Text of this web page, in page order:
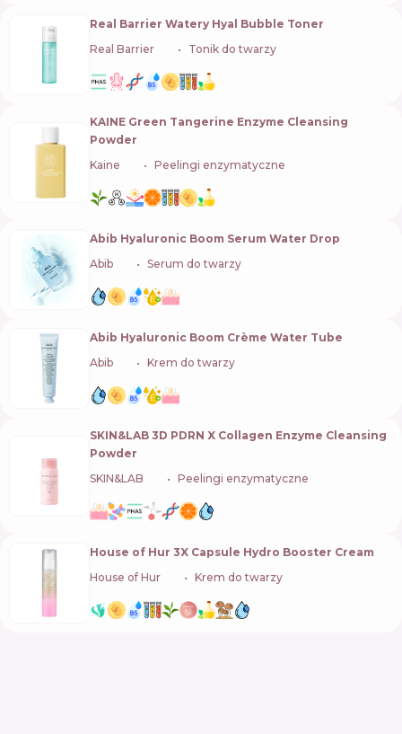
Real Barrier Watery Hyal Bubble Toner
Real Barrier
Tonik do twarzy
KAINE Green Tangerine Enzyme Cleansing
Powder
Kaine
Peelingi enzymatyczne
Abib Hyaluronic Boom Serum Water Drop
Abib
Serum do twarzy
Abib Hyaluronic Boom Crème Water Tube
Abib
Krem do twarzy
SKIN&LAB 3D PDRN X Collagen Enzyme Cleansing
Powder
SKIN&LAB
Peelingi enzymatyczne
House of Hur 3X Capsule Hydro Booster Cream
House of Hur
Krem do twarzy